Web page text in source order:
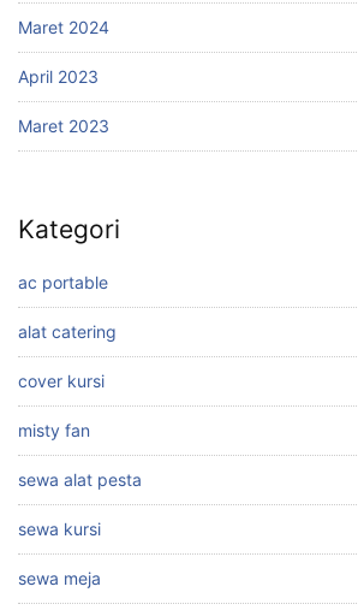
Maret 2024
April 2023
Maret 2023
Kategori
ac portable
alat catering
cover kursi
misty fan
sewa alat pesta
sewa kursi
sewa meja